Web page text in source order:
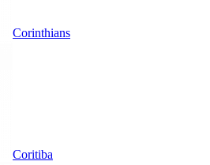
Corinthians
Coritiba